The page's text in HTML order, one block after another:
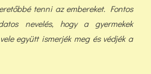
tenni az embereket. Fontos
nevelés, hogy a gyermekek
együtt ismerjék meg és védjék a